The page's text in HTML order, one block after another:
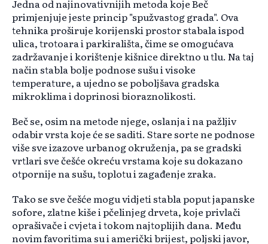
Jedna od najinovativnijih metoda koje Beč
primjenjuje jeste princip "spužvastog grada". Ova
tehnika proširuje korijenski prostor stabala ispod
ulica, trotoara i parkirališta, čime se omogućava
zadržavanje i korištenje kišnice direktno u tlu. Na taj
način stabla bolje podnose sušu i visoke
temperature, a ujedno se poboljšava gradska
mikroklima i doprinosi bioraznolikosti.
Beč se, osim na metode njege, oslanja i na pažljiv
odabir vrsta koje će se saditi. Stare sorte ne podnose
više sve izazove urbanog okruženja, pa se gradski
vrtlari sve češće okreću vrstama koje su dokazano
otpornije na sušu, toplotu i zagađenje zraka.
Tako se sve češće mogu vidjeti stabla poput japanske
sofore, zlatne kiše i pčelinjeg drveta, koje privlači
oprašivače i cvjeta i tokom najtoplijih dana. Među
novim favoritima su i američki brijest, poljski javor,